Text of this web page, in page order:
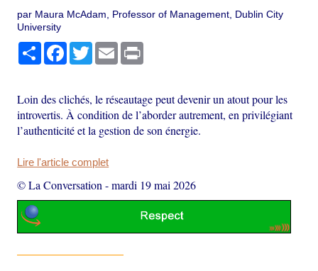
par Maura McAdam, Professor of Management, Dublin City
University
PartagerFacebook
TwitterEmail
Loin des clichés, le réseautage peut devenir un atout pour les
introvertis. À condition de l’aborder autrement, en privilégiant
l’authenticité et la gestion de son énergie.
Lire l'article complet
© La Conversation -mardi 19 mai 2026